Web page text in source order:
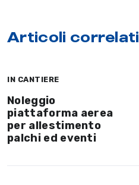
Articoli correlati
IN CANTIERE
Noleggio
piattaforma aerea
per allestimento
palchi ed eventi